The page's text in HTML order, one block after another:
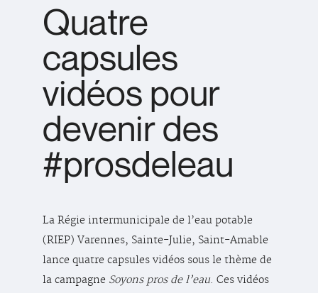
Quatre
capsules
vidéos pour
devenir des
#prosdeleau
La Régie intermunicipale de l’eau potable
(RIEP) Varennes, Sainte-Julie, Saint-Amable
lance quatre capsules vidéos sous le thème de
la campagne Soyons pros de l’eau. Ces vidéos